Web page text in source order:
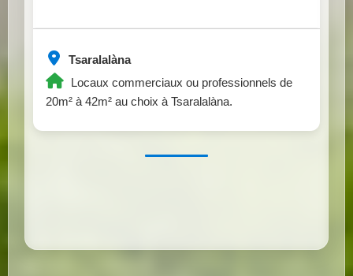
Tsaralalàna
Locaux commerciaux ou professionnels de
20m² à 42m² au choix à Tsaralalàna.